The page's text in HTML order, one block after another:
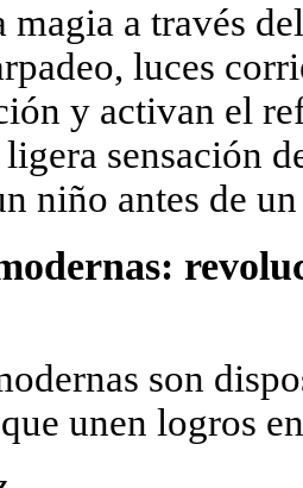
magia a través
luces
y activan el
ligera sensación
niño antes de
son
unen logros